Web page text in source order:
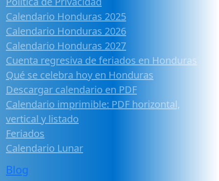
Calendario Honduras 2025
Calendario Honduras 2026
Calendario Honduras 2027
Cuenta regresiva de feriados en Honduras
Qué se celebra hoy en Honduras
Descargar calendario en PDF
Calendario imprimible: PDF horizontal,
vertical y listado
Feriados
Calendario Lunar
Blog